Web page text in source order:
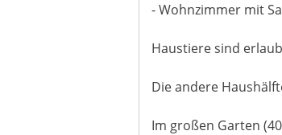
- Wohnzimmer mit
Haustiere sind
Die andere
Im großen Garten